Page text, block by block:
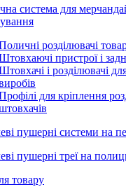
система для
розділювачі
пристрої і
і розділювачі
для кріплення
пушерні системи на
пушерні треї на
товару